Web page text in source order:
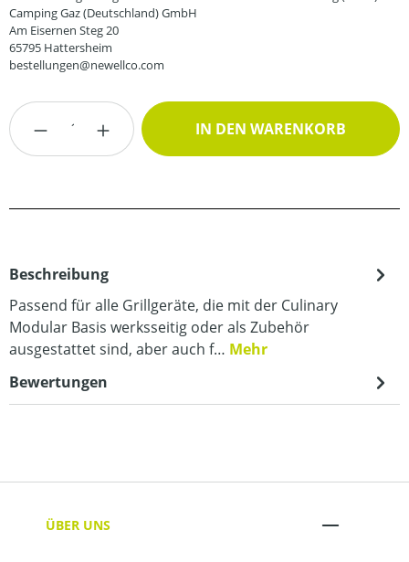
Camping Gaz (Deutschland) GmbH
Am Eisernen Steg 20
65795 Hattersheim
bestellungen@newellco.com
Produkt Anzahl: Gib den gewünschten
IN DEN WARENKORB
Beschreibung
Passend für alle Grillgeräte, die mit der Culinary
Modular Basis werksseitig oder als Zubehör
ausgestattet sind, aber auch f… Mehr
Bewertungen
ÜBER UNS